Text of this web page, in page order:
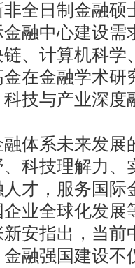
全日制金融硕
融中心建设需
、计算机科学
在金融学术研
技与产业深度
系未来发展
科技理解力、
才，服务国际
业全球化发展
指出，当前
融强国建设不